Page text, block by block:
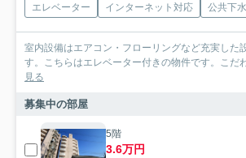
エレベーター インターネット対応 公共下水
室内設備はエアコン・フローリングなど充実した
す。こちらはエレベーター付きの物件です。こだ
見る
募集中の部屋
5階
3.6万円